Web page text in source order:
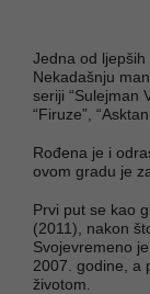
Jedna od
Nekadašnju
seriji “Sulejman
“Firuze”,
Rođena je i
ovom gradu je
Prvi put se kao
(2011), nakon
Svojevremeno
2007. godine, a
životom.